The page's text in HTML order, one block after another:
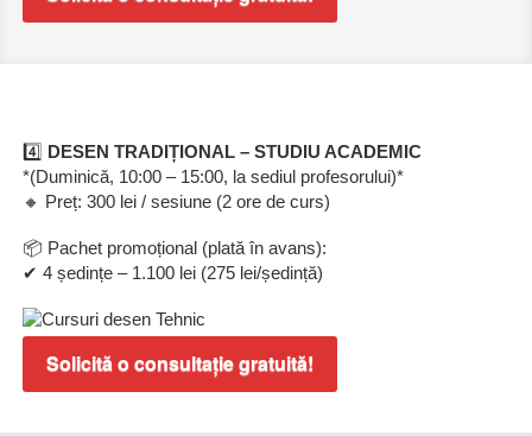
4️⃣ DESEN TRADIȚIONAL – STUDIU ACADEMIC
*(Duminică, 10:00 – 15:00, la sediul profesorului)*
🔸 Preț: 300 lei / sesiune (2 ore de curs)
📦 Pachet promoțional (plată în avans):
✔ 4 ședințe – 1.100 lei (275 lei/ședință)
Solicită o consultație gratuită!